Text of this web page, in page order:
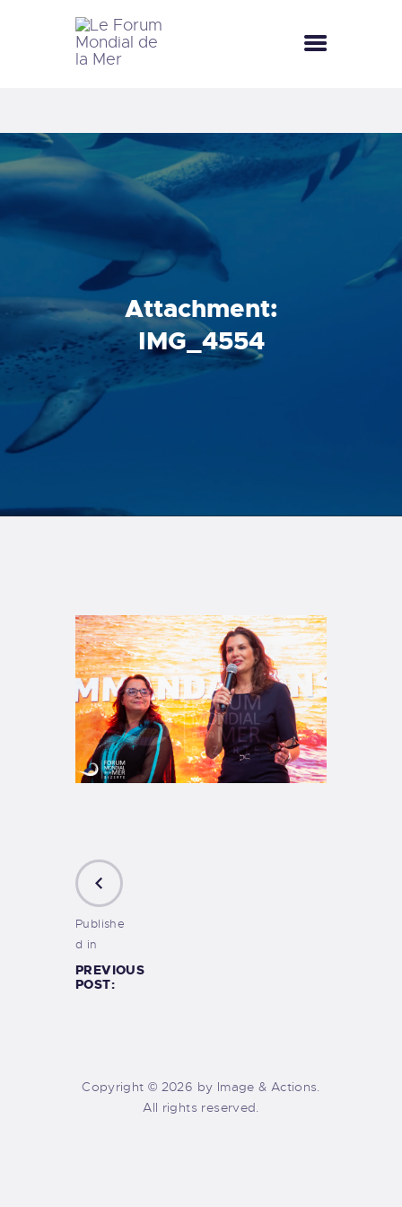
Attachment:
IMG_4554
LE FORUM MONDIAL DE LA MER
FÊTES DE LA MER
LE CLUB BLEU
LA SAISON BLEUE
MÉDIATHÈQUE
DOCUMENTATION
CONTACT
Publishe
d in
PREVIOUS
POST:
Copyright © 2026 by Image & Actions.
All rights reserved.